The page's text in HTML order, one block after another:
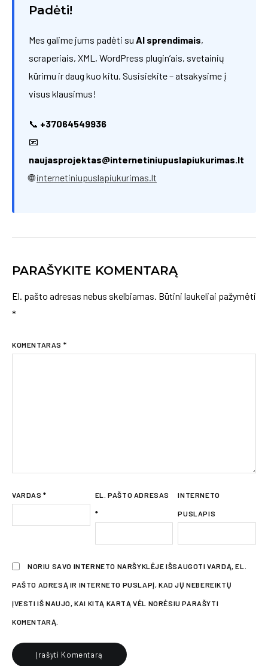
Padėti!
Mes galime jums padėti su AI sprendimais,
scraperiais, XML, WordPress plugin’ais, svetainių
kūrimu ir daug kuo kitu. Susisiekite – atsakysime į
visus klausimus!
📞 +37064549936
📧
naujasprojektas@internetiniupuslapiukurimas.lt
🌐internetiniupuslapiukurimas.lt
PARAŠYKITE KOMENTARĄ
El. pašto adresas nebus skelbiamas. Būtini laukeliai pažymėti
*
KOMENTARAS *
VARDAS* EL. PAŠTO ADRESAS
*
INTERNETO
PUSLAPIS
NORIU SAVO INTERNETO NARŠYKLĖJE IŠSAUGOTI VARDĄ, EL.
PAŠTO ADRESĄ IR INTERNETO PUSLAPĮ, KAD JŲ NEBEREIKTŲ
ĮVESTI IŠ NAUJO, KAI KITĄ KARTĄ VĖL NORĖSIU PARAŠYTI
KOMENTARĄ.